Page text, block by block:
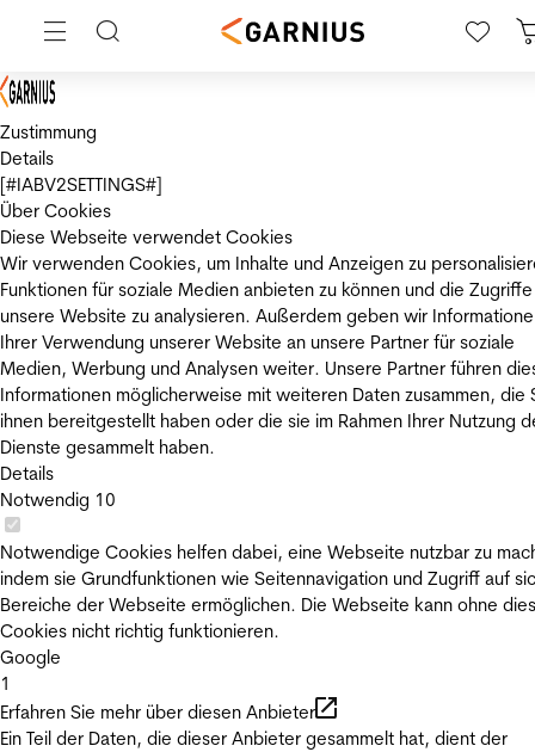
Zustimmung
Details
[#IABV2SETTINGS#]
Über Cookies
Diese Webseite verwendet Cookies
Wir verwenden Cookies, um Inhalte und Anzeigen zu
Funktionen für soziale Medien anbieten zu können und die
unsere Website zu analysieren. Außerdem geben wir
Ihrer Verwendung unserer Website an unsere Partner für soziale
Medien, Werbung und Analysen weiter. Unsere Partner führen
Informationen möglicherweise mit weiteren Daten zusammen, die
ihnen bereitgestellt haben oder die sie im Rahmen Ihrer Nutzung
Dienste gesammelt haben.
Details
Notwendig 10
Notwendige Cookies helfen dabei, eine Webseite nutzbar zu
indem sie Grundfunktionen wie Seitennavigation und Zugriff auf
Bereiche der Webseite ermöglichen. Die Webseite kann ohne
Cookies nicht richtig funktionieren.
Google
1
Erfahren Sie mehr über diesen Anbieter
Ein Teil der Daten, die dieser Anbieter gesammelt hat, dient der